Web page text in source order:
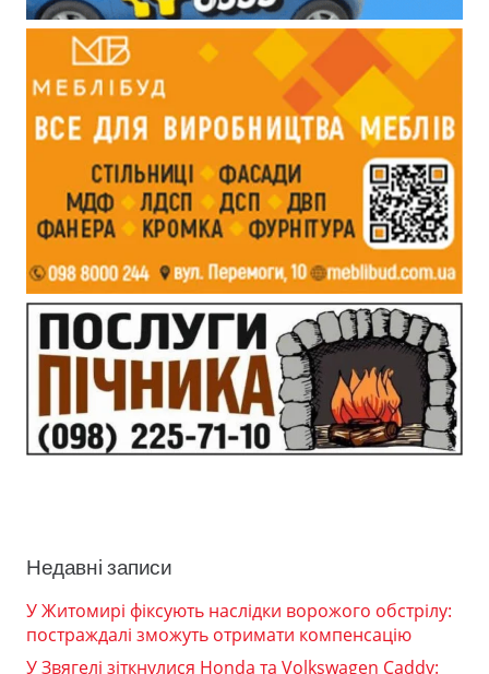
Недавні записи
У Житомирі фіксують наслідки ворожого обстрілу:
постраждалі зможуть отримати компенсацію
У Звягелі зіткнулися Honda та Volkswagen Caddy: